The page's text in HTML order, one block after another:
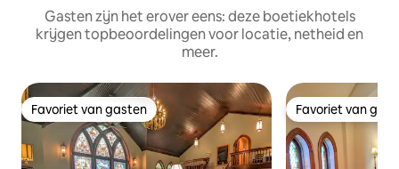
Gasten zijn het erover eens: deze boetiekhotels
krijgen topbeoordelingen voor locatie, netheid en
meer.
Favoriet van gasten
Favoriet van gasten Favoriet van
Favoriet van